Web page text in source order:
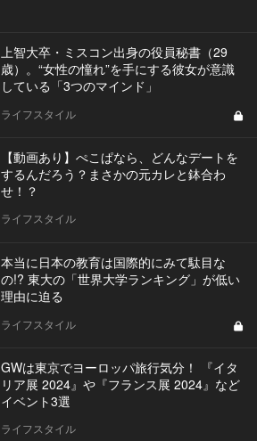
上智大卒・ミスコン出身の役員秘書（29
歳）。“女性の憧れ”を手にする彼女が意識
している「3つのマインド」
ライフスタイル
【動画あり】ぺこぱなら、どんなデートを
するんだろう？まさかの元カレと鉢合わ
せ！？
ライフスタイル
本当に日本の教育は国際的にみて駄目な
の!? 東大の「世界大学ランキング」が低い
理由に迫る
ライフスタイル
GWは東京でヨーロッパ旅行気分！ 『イタ
リア展 2024』や『フランス展 2024』など
イベント3選
ライフスタイル